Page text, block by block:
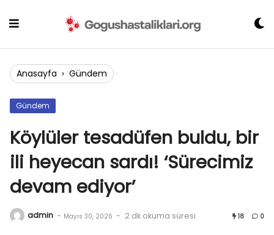
Anasayfa › Gündem
Gündem
Köylüler tesadüfen buldu, bir
ili heyecan sardı! ‘Sürecimiz
devam ediyor’
admin - Mayıs 30, 2026 - 2 dk okuma süresi 18 0